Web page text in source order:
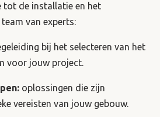
tot de installatie en het
van experts:
bij het selecteren van het
voor jouw project.
oplossingen die zijn
vereisten van jouw gebouw.